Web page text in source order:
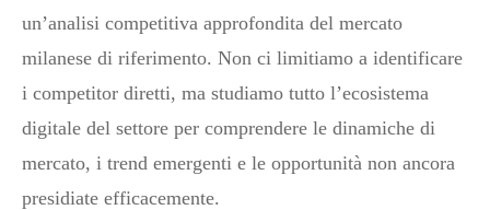
un’analisi competitiva approfondita del mercato
milanese di riferimento. Non ci limitiamo a identificare
i competitor diretti, ma studiamo tutto l’ecosistema
digitale del settore per comprendere le dinamiche di
mercato, i trend emergenti e le opportunità non ancora
presidiate efficacemente.